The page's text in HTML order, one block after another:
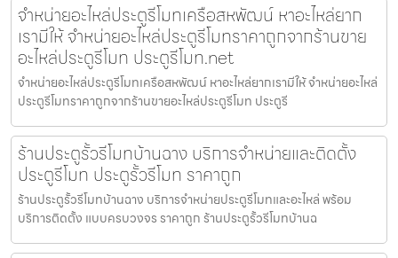
จำหน่ายอะไหล่ประตูรีโมทเครือสหพัฒน์ หาอะไหล่ยาก
เรามีให้ จำหน่ายอะไหล่ประตูรีโมทราคาถูกจากร้านขาย
อะไหล่ประตูรีโมท ประตูรีโมท.net
จำหน่ายอะไหล่ประตูรีโมทเครือสหพัฒน์ หาอะไหล่ยากเรามีให้ จำหน่ายอะไหล่
ประตูรีโมทราคาถูกจากร้านขายอะไหล่ประตูรีโมท ประตูรี
ร้านประตูรั้วรีโมทบ้านฉาง บริการจำหน่ายและติดตั้ง
ประตูรีโมท ประตูรั้วรีโมท ราคาถูก
ร้านประตูรั้วรีโมทบ้านฉาง บริการจำหน่ายประตูรีโมทและอะไหล่ พร้อม
บริการติดตั้ง แบบครบวงจร ราคาถูก ร้านประตูรั้วรีโมทบ้านฉ